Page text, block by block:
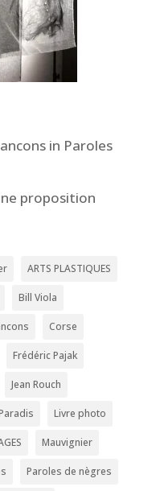
in Paroles
proposition
ARTS PLASTIQUES
Bill Viola
Corse
Frédéric Pajak
Jean Rouch
Livre photo
Mauvignier
Paroles de nègres